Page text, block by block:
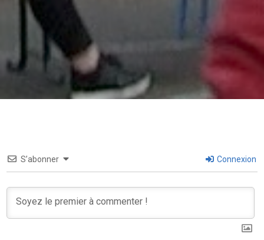
S’abonner Connexion